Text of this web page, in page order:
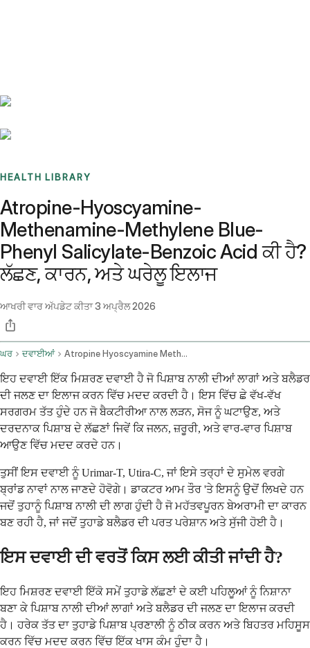
HEALTH LIBRARY
Atropine-Hyoscyamine-
Methenamine-Methylene Blue-
Phenyl Salicylate-Benzoic Acid ਕੀ ਹੈ?
ਲੱਛਣ, ਕਾਰਨ, ਅਤੇ ਘਰੇਲੂ ਇਲਾਜ
ਆਖਰੀ ਵਾਰ ਅੱਪਡੇਟ ਕੀਤਾ3 ਅਪ੍ਰੈਲ 2026
ਘਰ ਦਵਾਈਆਂ Atropine Hyoscyamine Methenamine Methylene Blue Phenyl Salicylate And Benzoic Acid Oral Route
ਇਹ ਦਵਾਈ ਇੱਕ ਮਿਸ਼ਰਣ ਦਵਾਈ ਹੈ ਜੋ ਪਿਸ਼ਾਬ ਨਾਲੀ ਦੀਆਂ ਲਾਗਾਂ ਅਤੇ ਬਲੈਡਰ
ਦੀ ਜਲਣ ਦਾ ਇਲਾਜ ਕਰਨ ਵਿੱਚ ਮਦਦ ਕਰਦੀ ਹੈ। ਇਸ ਵਿੱਚ ਛੇ ਵੱਖ-ਵੱਖ
ਸਰਗਰਮ ਤੱਤ ਹੁੰਦੇ ਹਨ ਜੋ ਬੈਕਟੀਰੀਆ ਨਾਲ ਲੜਨ, ਸੋਜ ਨੂੰ ਘਟਾਉਣ, ਅਤੇ
ਦਰਦਨਾਕ ਪਿਸ਼ਾਬ ਦੇ ਲੱਛਣਾਂ ਜਿਵੇਂ ਕਿ ਜਲਨ, ਜ਼ਰੂਰੀ, ਅਤੇ ਵਾਰ-ਵਾਰ ਪਿਸ਼ਾਬ
ਆਉਣ ਵਿੱਚ ਮਦਦ ਕਰਦੇ ਹਨ।
ਤੁਸੀਂ ਇਸ ਦਵਾਈ ਨੂੰ Urimar-T, Utira-C, ਜਾਂ ਇਸੇ ਤਰ੍ਹਾਂ ਦੇ ਸੁਮੇਲ ਵਰਗੇ
ਬ੍ਰਾਂਡ ਨਾਵਾਂ ਨਾਲ ਜਾਣਦੇ ਹੋਵੋਗੇ। ਡਾਕਟਰ ਆਮ ਤੌਰ 'ਤੇ ਇਸਨੂੰ ਉਦੋਂ ਲਿਖਦੇ ਹਨ
ਜਦੋਂ ਤੁਹਾਨੂੰ ਪਿਸ਼ਾਬ ਨਾਲੀ ਦੀ ਲਾਗ ਹੁੰਦੀ ਹੈ ਜੋ ਮਹੱਤਵਪੂਰਨ ਬੇਅਰਾਮੀ ਦਾ ਕਾਰਨ
ਬਣ ਰਹੀ ਹੈ, ਜਾਂ ਜਦੋਂ ਤੁਹਾਡੇ ਬਲੈਡਰ ਦੀ ਪਰਤ ਪਰੇਸ਼ਾਨ ਅਤੇ ਸੁੱਜੀ ਹੋਈ ਹੈ।
ਇਸ ਦਵਾਈ ਦੀ ਵਰਤੋਂ ਕਿਸ ਲਈ ਕੀਤੀ ਜਾਂਦੀ ਹੈ?
ਇਹ ਮਿਸ਼ਰਣ ਦਵਾਈ ਇੱਕੋ ਸਮੇਂ ਤੁਹਾਡੇ ਲੱਛਣਾਂ ਦੇ ਕਈ ਪਹਿਲੂਆਂ ਨੂੰ ਨਿਸ਼ਾਨਾ
ਬਣਾ ਕੇ ਪਿਸ਼ਾਬ ਨਾਲੀ ਦੀਆਂ ਲਾਗਾਂ ਅਤੇ ਬਲੈਡਰ ਦੀ ਜਲਣ ਦਾ ਇਲਾਜ ਕਰਦੀ
ਹੈ। ਹਰੇਕ ਤੱਤ ਦਾ ਤੁਹਾਡੇ ਪਿਸ਼ਾਬ ਪ੍ਰਣਾਲੀ ਨੂੰ ਠੀਕ ਕਰਨ ਅਤੇ ਬਿਹਤਰ ਮਹਿਸੂਸ
ਕਰਨ ਵਿੱਚ ਮਦਦ ਕਰਨ ਵਿੱਚ ਇੱਕ ਖਾਸ ਕੰਮ ਹੁੰਦਾ ਹੈ।